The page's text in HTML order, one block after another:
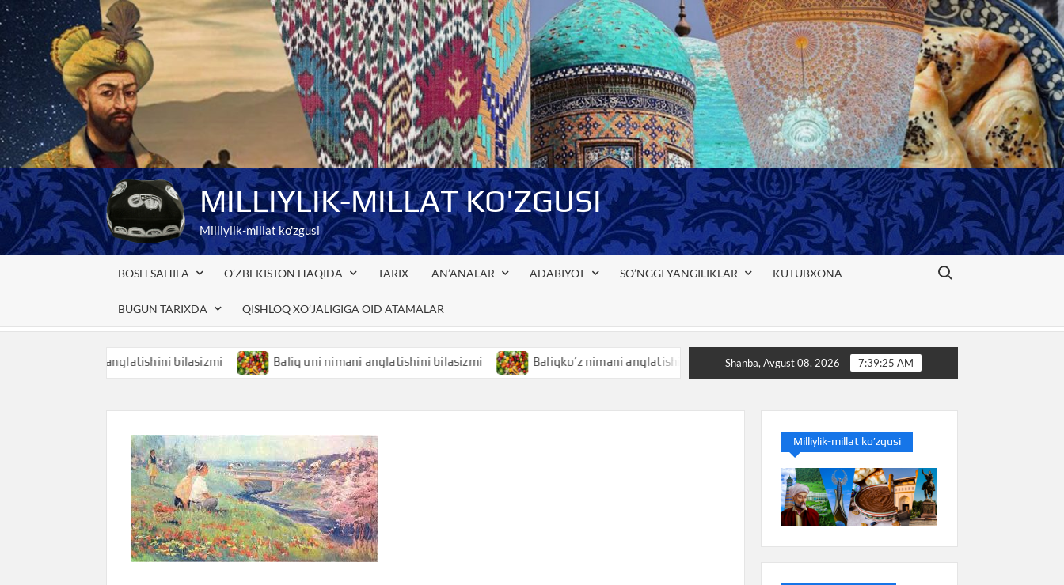
Skip
to
content
MILLIYLIK-MILLAT KO'ZGUSI
Milliylik-millat ko'zgusi
BOSH SAHIFA O’ZBEKISTON HAQIDA TARIX AN’ANALAR ADABIYOT SO’NGGI YANGILIKLAR KUTUBXONA
BUGUN TARIXDA QISHLOQ XO’JALIGIGA OID ATAMALAR
Search for:
nimani anglatishini bilasizmi Baliq uni nimani anglatishini bilasizmi Baliqko’z nimani anglatishini bilasizmi Baliq nimani anglatishini bilasizmi
Shanba, Avgust 08, 2026 7:39:26 AM
Milliylik-millat ko’zgusi